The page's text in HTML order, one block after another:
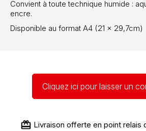
Convient à toute technique humide :
encre.
Disponible au format A4 (21 x
Cliquez ici pour laisser un
Livraison offerte en point